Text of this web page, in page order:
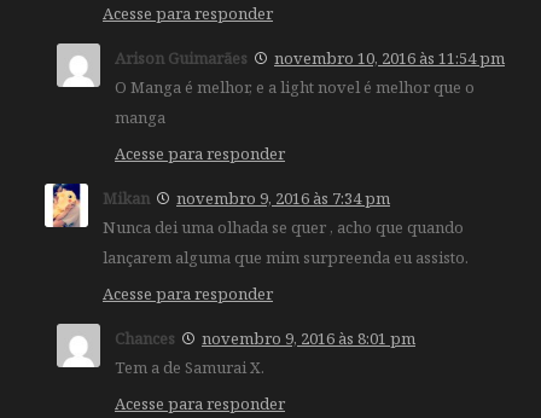
Acesse para responder
Arison Guimarães
novembro 10, 2016 às 11:54 pm
O Manga é melhor, e a light novel é melhor que o
manga
Acesse para responder
Mikan
novembro 9, 2016 às 7:34 pm
Nunca dei uma olhada se quer , acho que quando
lançarem alguma que mim surpreenda eu assisto.
Acesse para responder
Chances
novembro 9, 2016 às 8:01 pm
Tem a de Samurai X.
Acesse para responder